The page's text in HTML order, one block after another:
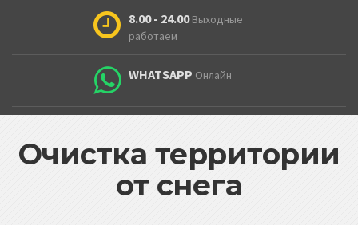
8.00 - 24.00 Выходные
работаем
WHATSAPP Онлайн
Очистка территории
от снега